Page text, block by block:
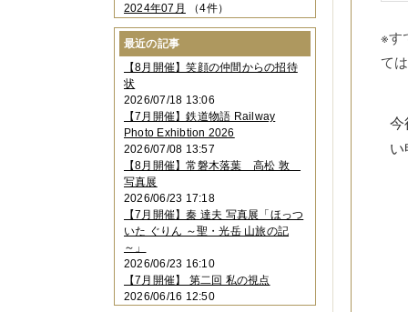
※す
て
2024年07月
（4件）
2024年06月（4件）
2024年04月
2024年03月（3件）
2024年02月（2件）
2023年12月
2023年11月 （4件）
2023年10月（3件）
2023年09月（4件）
2023年08月 （1件）
2023年06月（3件）
2023年05月
2023年04月 （2件）
2023年03月（5件）
2023年02月（3件）
2023年01月
2022年12月 （3件）
2022年11月（2件）
2022年10月（4件）
最近の記事
【8月開催】笑顔の仲間からの招待
状
2026/07/18 13:06
【7月開催】鉄道物語 Railway
Photo Exhibtion 2026
2026/07/08 13:57
【8月開催】常磐木落葉 高松 敦
写真展
2026/06/23 17:18
【7月開催】秦 達夫 写真展「ほっつ
いた ぐりん ～聖・光岳 山旅の記
～」
2026/06/23 16:10
【7月開催】 第二回 私の視点
2026/06/16 12:50